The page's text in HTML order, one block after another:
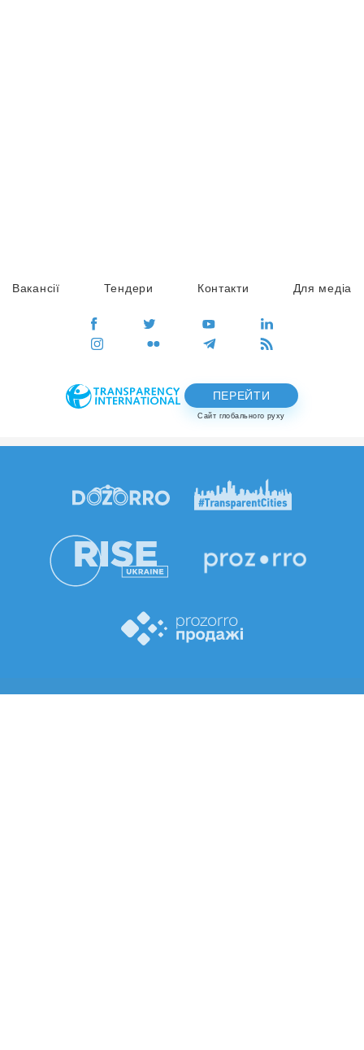
Вакансії Тендери Контакти Для медіа
ПЕРЕЙТИ
Сайт глобального руху